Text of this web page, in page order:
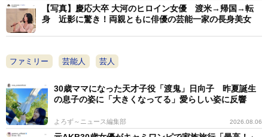
【写真】慶応大卒 大河のヒロイン女優 渡米→帰国→転
身 近影に驚き！両親ともに俳優の芸能一家の長身美女
ファミリー 芸能人 芸人
30歳ママになった天才子役「渡鬼」日向子 昨夏誕生
の息子の姿に「大きくなってる」愛らしい姿に反響
よろず～ニュース編集部 2026.08.06